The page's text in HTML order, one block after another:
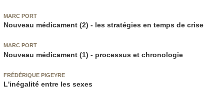
MARC PORT
Nouveau médicament (2) - les stratégies en temps de crise
MARC PORT
Nouveau médicament (1) - processus et chronologie
FRÉDÉRIQUE PIGEYRE
L'inégalité entre les sexes